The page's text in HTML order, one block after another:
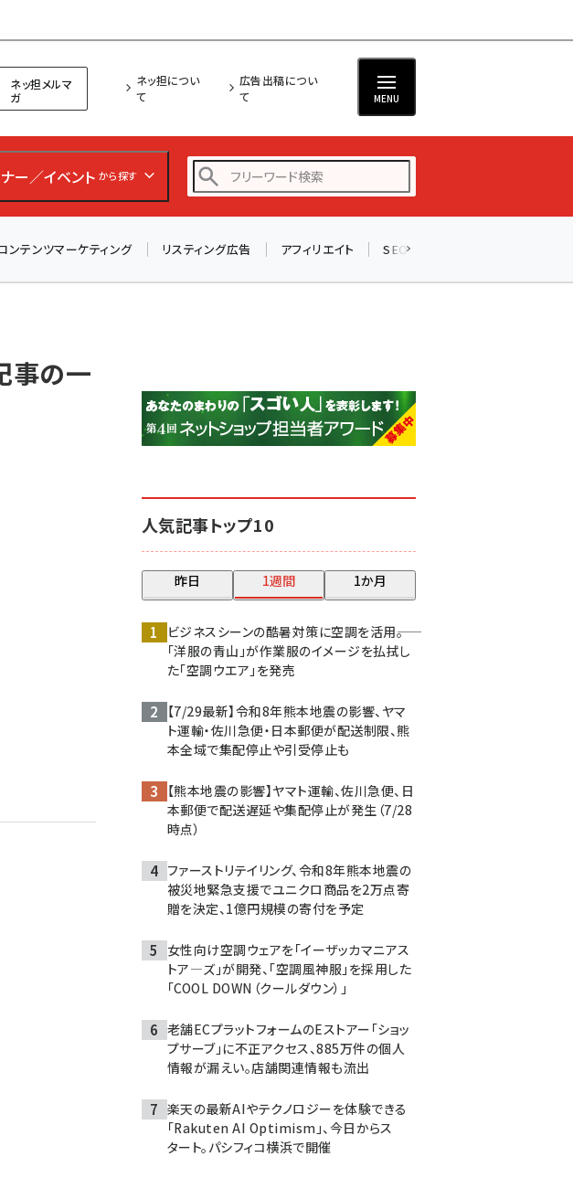
ネッ担メルマ
ガ
ネッ担につい
て
広告出稿につい
て
MENU
ー／イベント から探す
アスクル (1115)
base (1070)
ンテンツマーケティング リスティング広告 アフィリエイト SEO
事の一
人気記事トップ10
昨日 1週間 1か月
ビジネスシーンの酷暑対策に空調を活用――。
「洋服の青山」が作業服のイメージを払拭し
た「空調ウエア」を発売
【7/29最新】令和8年熊本地震の影響、ヤマ
ト運輸・佐川急便・日本郵便が配送制限、熊
本全域で集配停止や引受停止も
【熊本地震の影響】ヤマト運輸、佐川急便、日
本郵便で配送遅延や集配停止が発生（7/28
時点）
ファーストリテイリング、令和8年熊本地震の
被災地緊急支援でユニクロ商品を2万点寄
贈を決定、1億円規模の寄付を予定
女性向け空調ウェアを「イーザッカマニアス
トア―ズ」が開発、「空調風神服」を採用した
「COOL DOWN（クールダウン）」
老舗ECプラットフォームのEストアー「ショッ
プサーブ」に不正アクセス、885万件の個人
情報が漏えい。店舗関連情報も流出
楽天の最新AIやテクノロジーを体験できる
「Rakuten AI Optimism」、今日からス
タート。パシフィコ横浜で開催
手」とは？
のリアルECセ
できます！